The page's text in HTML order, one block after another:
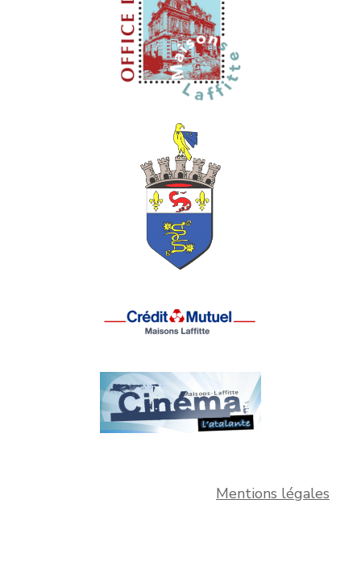
Mentions légales